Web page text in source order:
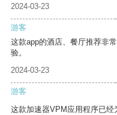
2024-03-23
游客
这款app的酒店、餐厅推荐非
验。
2024-03-23
游客
这款加速器VPM应用程序已经